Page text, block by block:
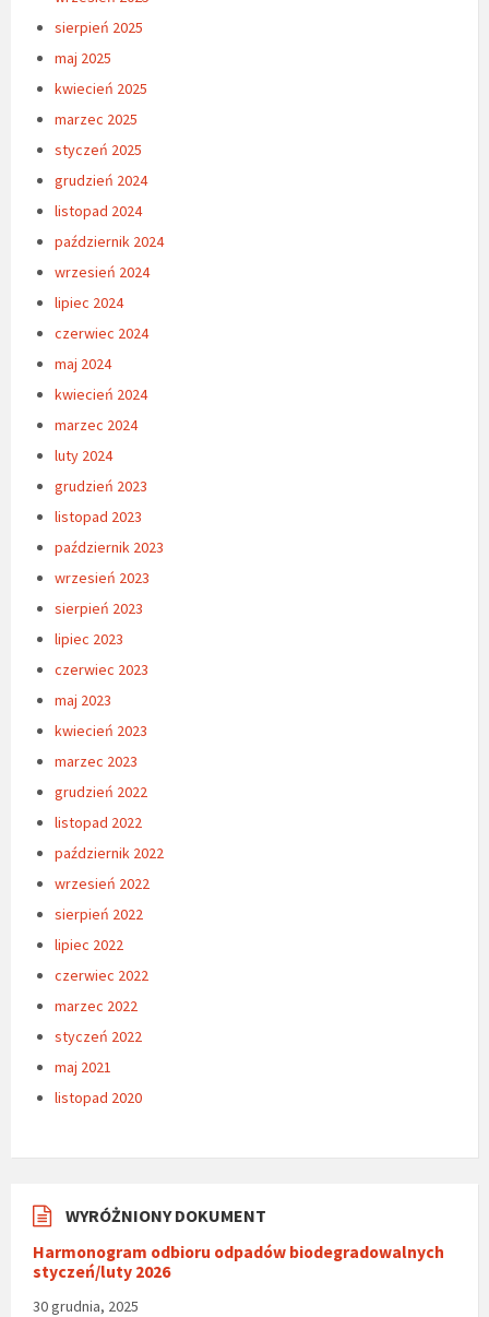
sierpień 2025
maj 2025
kwiecień 2025
marzec 2025
styczeń 2025
grudzień 2024
listopad 2024
październik 2024
wrzesień 2024
lipiec 2024
czerwiec 2024
maj 2024
kwiecień 2024
marzec 2024
luty 2024
grudzień 2023
listopad 2023
październik 2023
wrzesień 2023
sierpień 2023
lipiec 2023
czerwiec 2023
maj 2023
kwiecień 2023
marzec 2023
grudzień 2022
listopad 2022
październik 2022
wrzesień 2022
sierpień 2022
lipiec 2022
czerwiec 2022
marzec 2022
styczeń 2022
maj 2021
listopad 2020
WYRÓŻNIONY DOKUMENT
Harmonogram odbioru odpadów biodegradowalnych
styczeń/luty 2026
30 grudnia, 2025